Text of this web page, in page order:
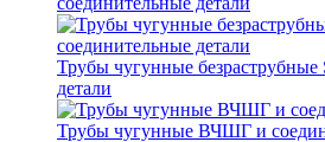
Трубы чугунные
детали
Трубы чугунные ВЧШГ и